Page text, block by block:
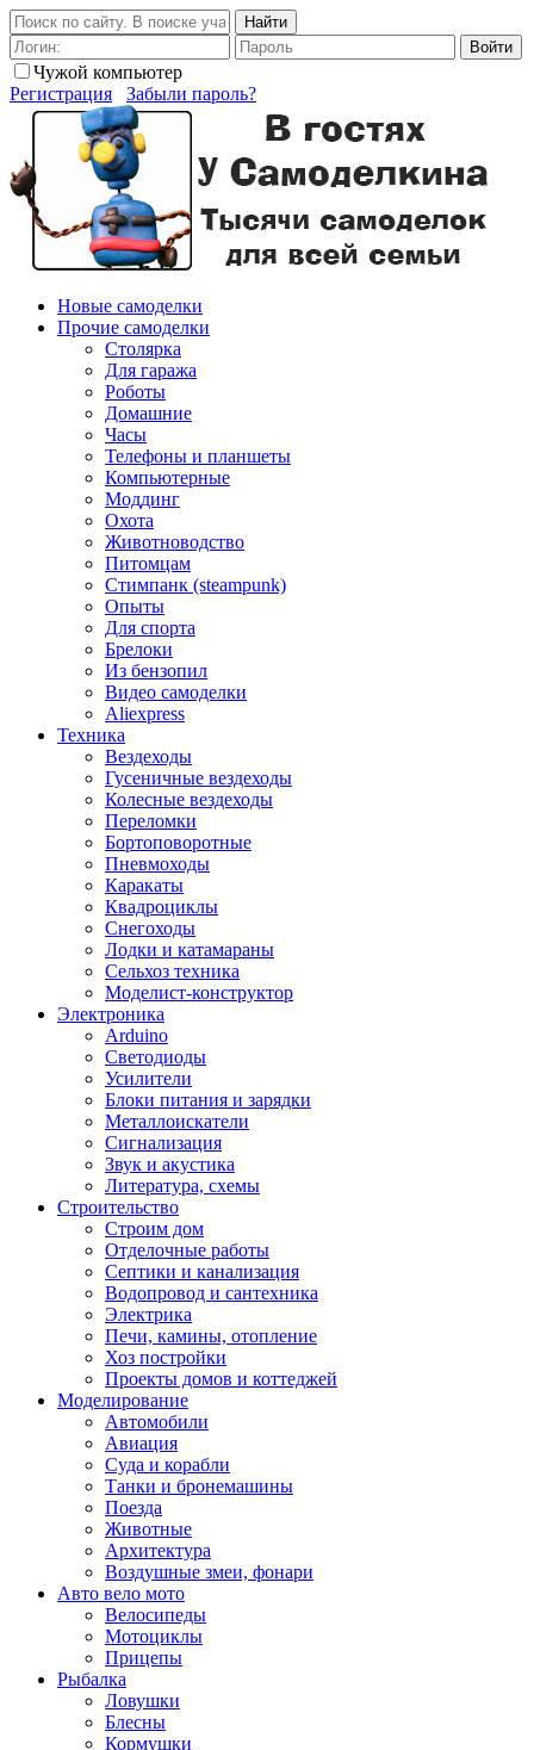
Найти
Войти
Чужой компьютер
Регистрация
Забыли пароль?
Новые самоделки
Прочие самоделки
Столярка
Для гаража
Роботы
Домашние
Часы
Телефоны и планшеты
Компьютерные
Моддинг
Охота
Животноводство
Питомцам
Стимпанк (steampunk)
Опыты
Для спорта
Брелоки
Из бензопил
Видео самоделки
Aliexpress
Техника
Вездеходы
Гусеничные вездеходы
Колесные вездеходы
Переломки
Бортоповоротные
Пневмоходы
Каракаты
Квадроциклы
Снегоходы
Лодки и катамараны
Сельхоз техника
Моделист-конструктор
Электроника
Arduino
Светодиоды
Усилители
Блоки питания и зарядки
Металлоискатели
Сигнализация
Звук и акустика
Литература, схемы
Строительство
Строим дом
Отделочные работы
Септики и канализация
Водопровод и сантехника
Электрика
Печи, камины, отопление
Хоз постройки
Проекты домов и коттеджей
Моделирование
Автомобили
Авиация
Суда и корабли
Танки и бронемашины
Поезда
Животные
Архитектура
Воздушные змеи, фонари
Авто вело мото
Велосипеды
Мотоциклы
Прицепы
Рыбалка
Ловушки
Блесны
Кормушки